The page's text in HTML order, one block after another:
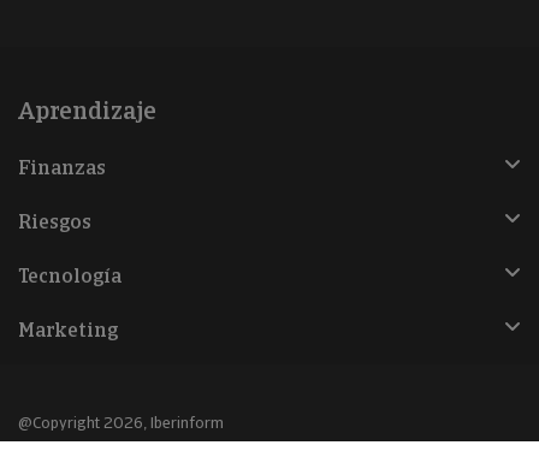
Aprendizaje
Finanzas
Riesgos
Tecnología
Marketing
@Copyright 2026, Iberinform